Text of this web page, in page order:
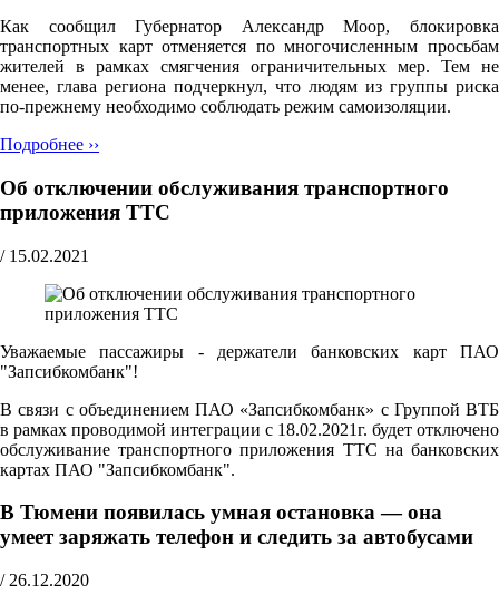
Как сообщил Губернатор Александр Моор, блокировка
транспортных карт отменяется по многочисленным просьбам
жителей в рамках смягчения ограничительных мер. Тем не
менее, глава региона подчеркнул, что людям из группы риска
по-прежнему необходимо соблюдать режим самоизоляции.
Подробнее ››
Об отключении обслуживания транспортного
приложения ТТС
/ 15.02.2021
Уважаемые пассажиры - держатели банковских карт ПАО
"Запсибкомбанк"!
В связи с объединением ПАО «Запсибкомбанк» с Группой ВТБ
в рамках проводимой интеграции с 18.02.2021г. будет отключено
обслуживание транспортного приложения ТТС на банковских
картах ПАО "Запсибкомбанк".
В Тюмени появилась умная остановка — она
умеет заряжать телефон и следить за автобусами
/ 26.12.2020